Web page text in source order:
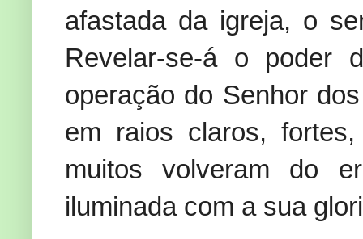
afastada da igreja, o
Revelar-se-á o poder
operação do Senhor
em raios claros,
muitos volveram do
iluminada com a sua